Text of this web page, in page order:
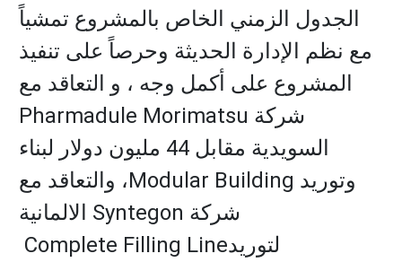
الجدول الزمني الخاص بالمشروع تمشياً
مع نظم الإدارة الحديثة وحرصاً على تنفيذ
المشروع على أكمل وجه ، و التعاقد مع
شركة Pharmadule Morimatsu
السويدية مقابل 44 مليون دولار لبناء
وتوريد Modular Building، والتعاقد مع
شركة Syntegon الالمانية
لتوريدComplete Filling Line